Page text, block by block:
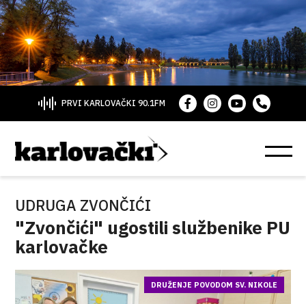
PRVI KARLOVAČKI 90.1FM
UDRUGA ZVONČIĆI
"Zvončići" ugostili službenike PU
karlovačke
DRUŽENJE POVODOM SV. NIKOLE